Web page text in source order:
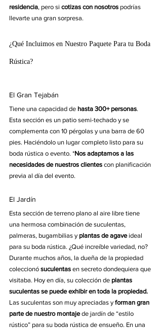
residencia, pero si cotizas con nosotros podrías
llevarte una gran sorpresa.
¿Qué Incluimos en Nuestro Paquete Para tu Boda
Rústica?
El Gran Tejabán
Tiene una capacidad de hasta 300+ personas.
Esta sección es un patio semi-techado y se
complementa con 10 pérgolas y una barra de 60
pies. Haciéndolo un lugar completo listo para su
boda rústica o evento. *Nos adaptamos a las
necesidades de nuestros clientes con planificación
previa al día del evento.
El Jardín
Esta sección de terreno plano al aire libre tiene
una hermosa combinación de suculentas,
palmeras, bugambilias y plantas de agave ideal
para su boda rústica. ¿Qué increíble variedad, no?
Durante muchos años, la dueña de la propiedad
coleccionó suculentas en secreto dondequiera que
visitaba. Hoy en día, su colección de plantas
suculentas se puede exhibir en toda la propiedad.
Las suculentas son muy apreciadas y forman gran
parte de nuestro montaje de jardín de “estilo
rústico” para su boda rústica de ensueño. En una